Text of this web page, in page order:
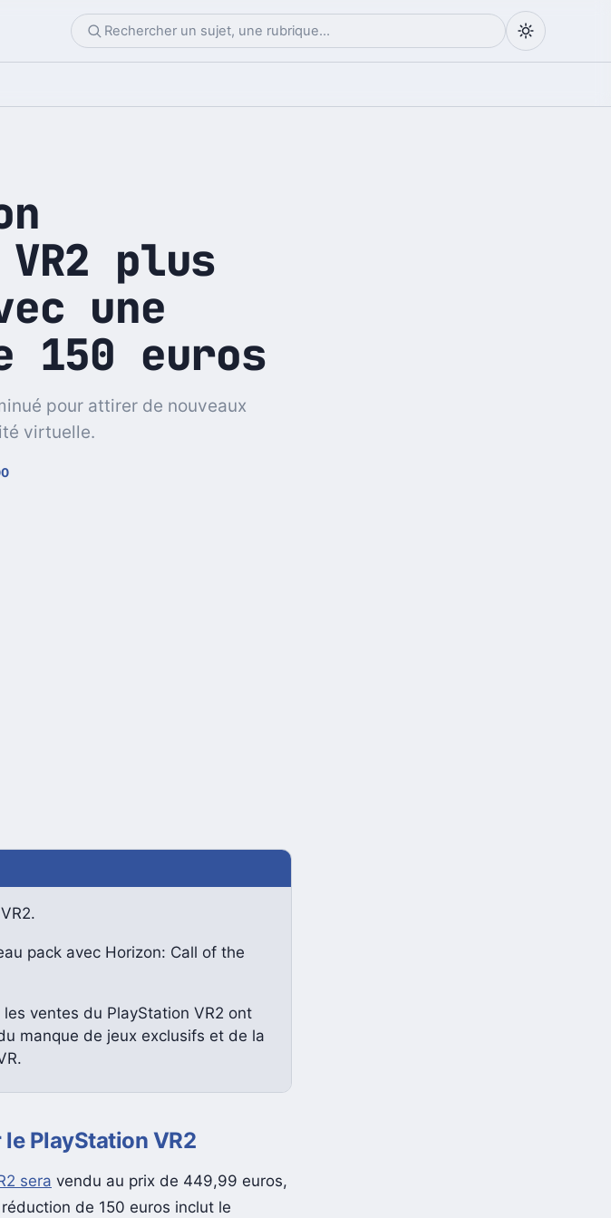
plus
une
150 euros
pour attirer de nouveaux
virtuelle.
pack avec Horizon: Call of the
ventes du PlayStation VR2 ont
manque de jeux exclusifs et de la
PlayStation VR2
sera vendu au prix de 449,99 euros,
de 150 euros inclut le